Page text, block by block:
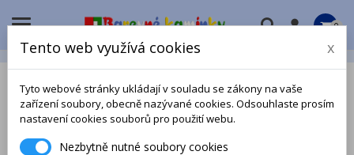
 0
Tento web využívá cookies x
Tyto webové stránky ukládají v souladu se zákony na vaše
zařízení soubory, obecně nazývané cookies. Odsouhlaste prosím
nastavení cookies souborů pro použití webu.
Nezbytně nutné soubory cookies